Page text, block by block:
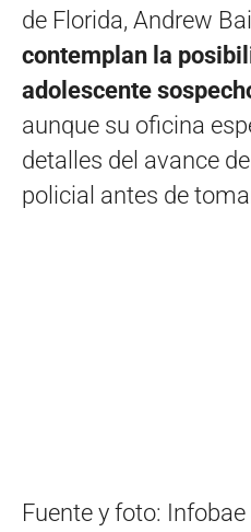
de Florida, Andrew
contemplan la
adolescente
aunque su oficina
detalles del avance
policial antes de
Fuente y foto: Infobae